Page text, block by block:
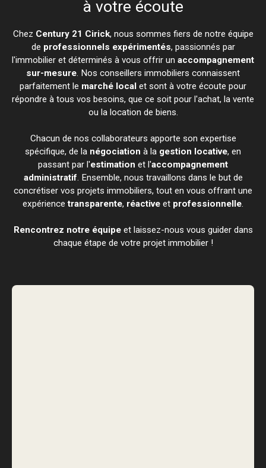
à votre écoute
Chez Century 21 Cirick, nous sommes fiers de notre équipe
de professionnels expérimentés, passionnés par
l'immobilier et déterminés à vous offrir un accompagnement
sur-mesure. Nos conseillers immobiliers connaissent
parfaitement le marché local et sont à votre écoute pour
répondre à tous vos besoins, que ce soit pour l'achat, la vente
ou la location de biens.
Chacun de nos collaborateurs apporte son expertise
spécifique, de la négociation à la gestion locative, en
passant par l'estimation et l'accompagnement
administratif. Ensemble, nous travaillons dans le but de
concrétiser vos projets immobiliers, tout en vous offrant une
expériencetransparente, réactive et professionnelle.
Rencontrez notre équipeet laissez-nous vous guider dans
chaque étape de votre projet immobilier !